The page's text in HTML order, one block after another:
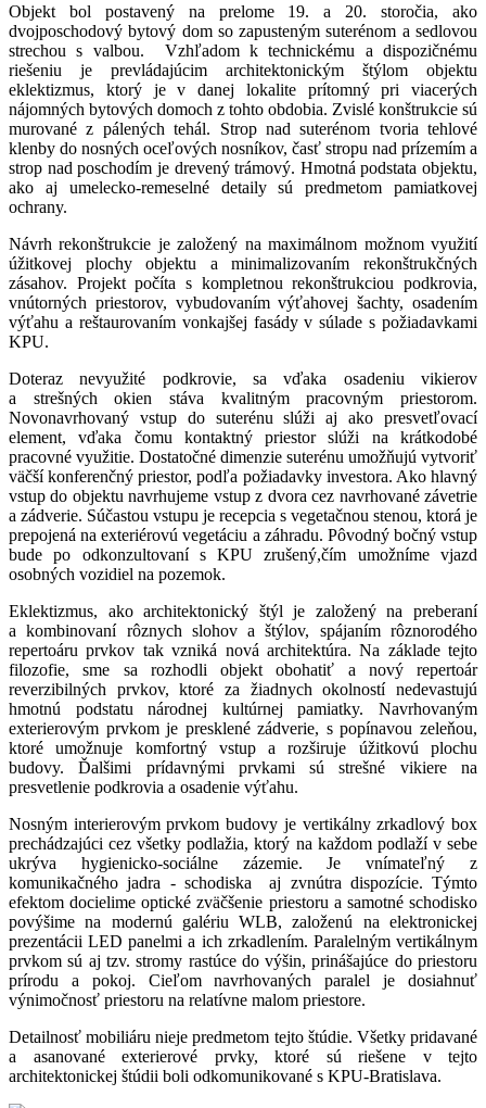
Objekt bol postavený na prelome 19. a 20. storočia, ako
dvojposchodový bytový dom so zapusteným suterénom a sedlovou
strechou s valbou. Vzhľadom k technickému a dispozičnému
riešeniu je prevládajúcim architektonickým štýlom objektu
eklektizmus, ktorý je v danej lokalite prítomný pri viacerých
nájomných bytových domoch z tohto obdobia. Zvislé konštrukcie sú
murované z pálených tehál. Strop nad suterénom tvoria tehlové
klenby do nosných oceľových nosníkov, časť stropu nad prízemím a
strop nad poschodím je drevený trámový. Hmotná podstata objektu,
ako aj umelecko-remeselné detaily sú predmetom pamiatkovej
ochrany.
Návrh rekonštrukcie je založený na maximálnom možnom využití
úžitkovej plochy objektu a minimalizovaním rekonštrukčných
zásahov. Projekt počíta s kompletnou rekonštrukciou podkrovia,
vnútorných priestorov, vybudovaním výťahovej šachty, osadením
výťahu a reštaurovaním vonkajšej fasády v súlade s požiadavkami
KPU.
Doteraz nevyužité podkrovie, sa vďaka osadeniu vikierov
a strešných okien stáva kvalitným pracovným priestorom.
Novonavrhovaný vstup do suterénu slúži aj ako presvetľovací
element, vďaka čomu kontaktný priestor slúži na krátkodobé
pracovné využitie. Dostatočné dimenzie suterénu umožňujú vytvoriť
väčší konferenčný priestor, podľa požiadavky investora. Ako hlavný
vstup do objektu navrhujeme vstup z dvora cez navrhované závetrie
a zádverie. Súčastou vstupu je recepcia s vegetačnou stenou, ktorá je
prepojená na exteriérovú vegetáciu a záhradu. Pôvodný bočný vstup
bude po odkonzultovaní s KPU zrušený,čím umožníme vjazd
osobných vozidiel na pozemok.
Eklektizmus, ako architektonický štýl je založený na preberaní
a kombinovaní rôznych slohov a štýlov, spájaním rôznorodého
repertoáru prvkov tak vzniká nová architektúra. Na základe tejto
filozofie, sme sa rozhodli objekt obohatiť a nový repertoár
reverzibilných prvkov, ktoré za žiadnych okolností nedevastujú
hmotnú podstatu národnej kultúrnej pamiatky. Navrhovaným
exterierovým prvkom je presklené zádverie, s popínavou zeleňou,
ktoré umožnuje komfortný vstup a rozširuje úžitkovú plochu
budovy. Ďalšimi prídavnými prvkami sú strešné vikiere na
presvetlenie podkrovia a osadenie výťahu.
Nosným interierovým prvkom budovy je vertikálny zrkadlový box
prechádzajúci cez všetky podlažia, ktorý na každom podlaží v sebe
ukrýva hygienicko-sociálne zázemie. Je vnímateľný z
komunikačného jadra - schodiska aj zvnútra dispozície. Týmto
efektom docielime optické zväčšenie priestoru a samotné schodisko
povýšime na modernú galériu WLB, založenú na elektronickej
prezentácii LED panelmi a ich zrkadlením. Paralelným vertikálnym
prvkom sú aj tzv. stromy rastúce do výšin, prinášajúce do priestoru
prírodu a pokoj. Cieľom navrhovaných paralel je dosiahnuť
výnimočnosť priestoru na relatívne malom priestore.
Detailnosť mobiliáru nieje predmetom tejto štúdie. Všetky pridavané
a asanované exterierové prvky, ktoré sú riešene v tejto
architektonickej štúdii boli odkomunikované s KPU-Bratislava.